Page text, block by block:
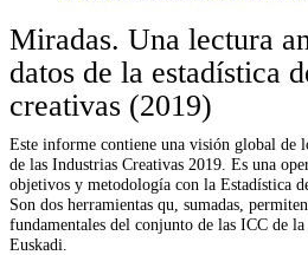
Miradas. Una lectura
datos de la estadística
creativas (2019)
Este informe contiene una visión global de
de las Industrias Creativas 2019. Es una
objetivos y metodología con la Estadística
Son dos herramientas qu, sumadas,
fundamentales del conjunto de las ICC de
Euskadi.